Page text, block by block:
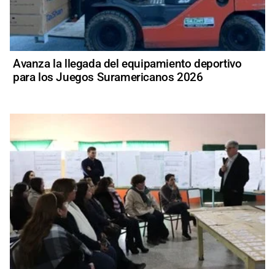
Avanza la llegada del equipamiento deportivo
para los Juegos Suramericanos 2026